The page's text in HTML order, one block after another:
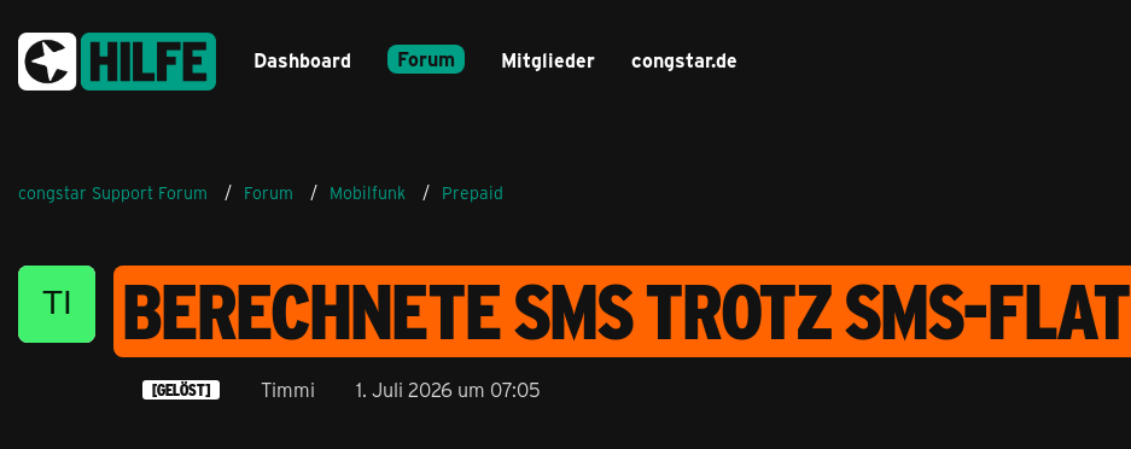
Dashboard Forum Mitglieder congstar.de
congstar Support Forum Forum Mobilfunk Prepaid
BERECHNETE SMS TROTZ SMS-FLAT
[GELÖST] Timmi 1. Juli 2026 um 07:05